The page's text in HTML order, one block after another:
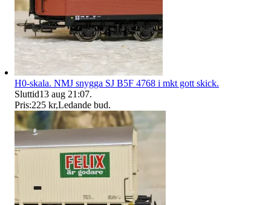
H0-skala. NMJ snygga SJ B5F 4768 i mkt gott skick.
Sluttid13 aug 21:07.
Pris:225 kr,Ledande bud.